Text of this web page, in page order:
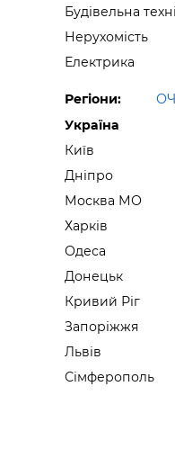
Будівельна
Нерухомість
Електрика
Регіони:
Україна
Київ
Дніпро
Москва МО
Харків
Одеса
Донецьк
Кривий Ріг
Запоріжжя
Львів
Сімферополь